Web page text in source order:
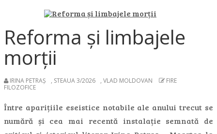
Reforma și limbajele
morții
IRINA PETRAȘ , STEAUA 3/2026 , VLAD MOLDOVAN
FIRE
FILOZOFICE
Între aparițiile eseistice notabile ale anului trecut se
numără și cea mai recentă instalație semnată de